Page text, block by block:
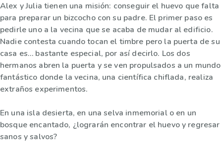
Alex y Julia tienen una misión: conseguir el huevo que falta
para preparar un bizcocho con su padre. El primer paso es
pedirle uno a la vecina que se acaba de mudar al edificio.
Nadie contesta cuando tocan el timbre pero la puerta de su
casa es… bastante especial, por así decirlo. Los dos
hermanos abren la puerta y se ven propulsados a un mundo
fantástico donde la vecina, una científica chiflada, realiza
extraños experimentos.
En una isla desierta, en una selva inmemorial o en un
bosque encantado, ¿lograrán encontrar el huevo y regresar
sanos y salvos?